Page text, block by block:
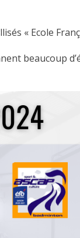
« Ecole
beaucoup